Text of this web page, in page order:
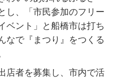
し、「市民参加のフリー
ベント」と船橋市は打ち
なで『まつり』をつくる
店者を募集し、市内で活